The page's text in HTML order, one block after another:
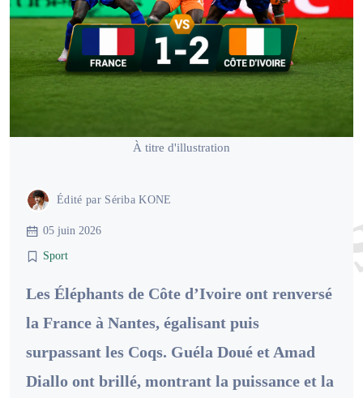
À titre d'illustration
Édité par Sériba KONE
05 juin 2026
Sport
Les Éléphants de Côte d’Ivoire ont renversé
la France à Nantes, égalisant puis
surpassant les Coqs. Guéla Doué et Amad
Diallo ont brillé, montrant la puissance et la